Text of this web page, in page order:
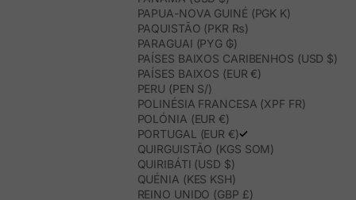
PAPUA-NOVA GUINÉ (PGK K)
PAQUISTÃO (PKR ₨)
PARAGUAI (PYG ₲)
PAÍSES BAIXOS CARIBENHOS (USD $)
PAÍSES BAIXOS (EUR €)
PERU (PEN S/)
POLINÉSIA FRANCESA (XPF FR)
POLÓNIA (EUR €)
PORTUGAL (EUR €)
QUIRGUISTÃO (KGS SOM)
QUIRIBÁTI (USD $)
QUÉNIA (KES KSH)
REINO UNIDO (GBP £)